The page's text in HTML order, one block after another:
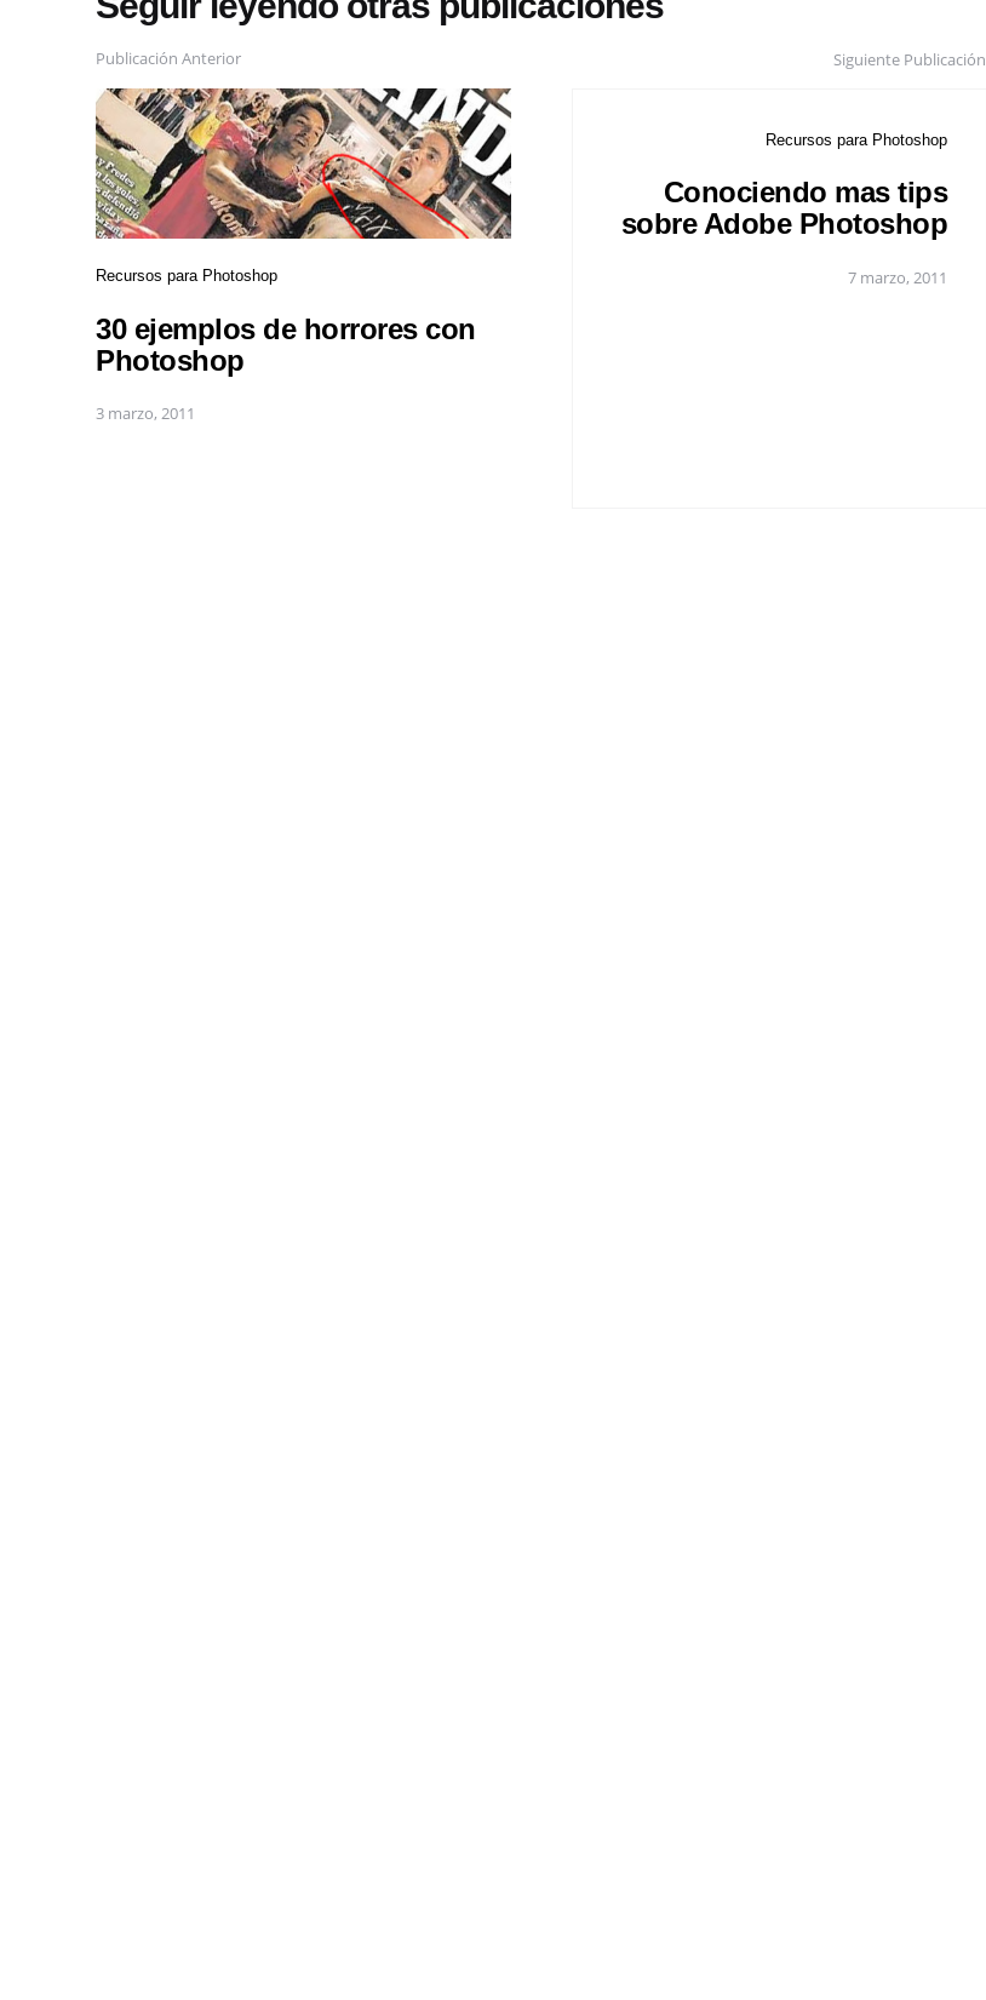
Publicación Anterior
Recursos para Photoshop
30 ejemplos de horrores con
Photoshop
3 marzo, 2011
Siguiente Publicación
Recursos para Photoshop
Conociendo mas tips
sobre Adobe Photoshop
7 marzo, 2011